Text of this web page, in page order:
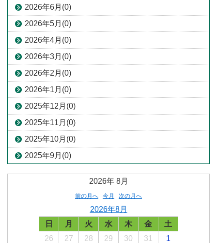
2026年6月(0)
2026年5月(0)
2026年4月(0)
2026年3月(0)
2026年2月(0)
2026年1月(0)
2025年12月(0)
2025年11月(0)
2025年10月(0)
2025年9月(0)
2026年 8月
前の月へ 今月 次の月へ
2026年8月
日
月 火 水 木 金
土
26
27 28 29 30 31
1